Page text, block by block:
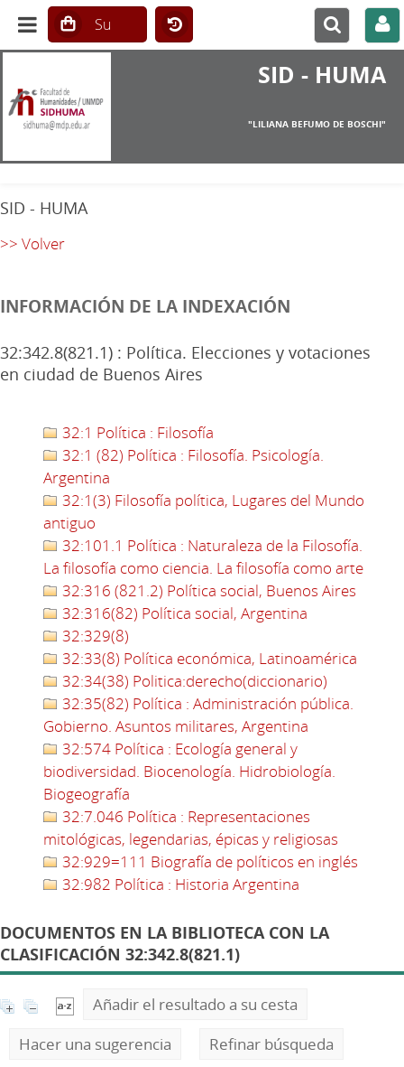
SID - HUMA
"LILIANA BEFUMO DE BOSCHI"
SID - HUMA
>> Volver
INFORMACIÓN DE LA INDEXACIÓN
32:342.8(821.1) : Política. Elecciones y votaciones
en ciudad de Buenos Aires
32:1 Política : Filosofía
32:1 (82) Política : Filosofía. Psicología.
Argentina
32:1(3) Filosofía política, Lugares del Mundo
antiguo
32:101.1 Política : Naturaleza de la Filosofía.
La filosofía como ciencia. La filosofía como arte
32:316 (821.2) Política social, Buenos Aires
32:316(82) Política social, Argentina
32:329(8)
32:33(8) Política económica, Latinoamérica
32:34(38) Politica:derecho(diccionario)
32:35(82) Política : Administración pública.
Gobierno. Asuntos militares, Argentina
32:574 Política : Ecología general y
biodiversidad. Biocenología. Hidrobiología.
Biogeografía
32:7.046 Política : Representaciones
mitológicas, legendarias, épicas y religiosas
32:929=111 Biografía de políticos en inglés
32:982 Política : Historia Argentina
DOCUMENTOS EN LA BIBLIOTECA CON LA
CLASIFICACIÓN 32:342.8(821.1)
Añadir el resultado a su cesta
Hacer una sugerencia
Refinar búsqueda